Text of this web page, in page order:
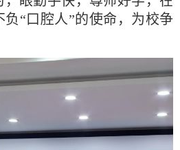
“口腔人”的使命，为校争